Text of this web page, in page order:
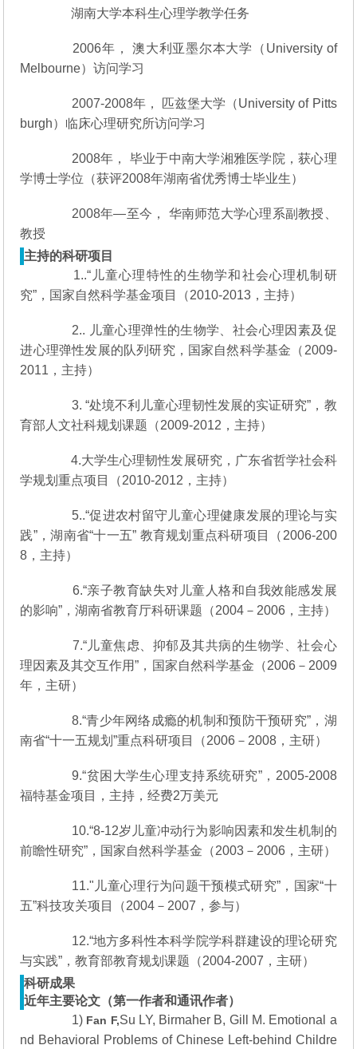
湖南大学本科生心理学教学任务
2006年， 澳大利亚墨尔本大学（University of
Melbourne）访问学习
2007-2008年， 匹兹堡大学（University of Pitts
burgh）临床心理研究所访问学习
2008年， 毕业于中南大学湘雅医学院，获心理
学博士学位（获评2008年湖南省优秀博士毕业生）
2008年—至今， 华南师范大学心理系副教授、
教授
主持的科研项目
1..“儿童心理特性的生物学和社会心理机制研
究”，国家自然科学基金项目（2010-2013，主持）
2.. 儿童心理弹性的生物学、社会心理因素及促
进心理弹性发展的队列研究，国家自然科学基金（2009-
2011，主持）
3. “处境不利儿童心理韧性发展的实证研究”，教
育部人文社科规划课题（2009-2012，主持）
4.大学生心理韧性发展研究，广东省哲学社会科
学规划重点项目（2010-2012，主持）
5..“促进农村留守儿童心理健康发展的理论与实
践”，湖南省“十一五” 教育规划重点科研项目（2006-200
8，主持）
6.“亲子教育缺失对儿童人格和自我效能感发展
的影响”，湖南省教育厅科研课题（2004－2006，主持）
7.“儿童焦虑、抑郁及其共病的生物学、社会心
理因素及其交互作用”，国家自然科学基金（2006－2009
年，主研）
8.“青少年网络成瘾的机制和预防干预研究”，湖
南省“十一五规划”重点科研项目（2006－2008，主研）
9.“贫困大学生心理支持系统研究”，2005-2008
福特基金项目，主持，经费2万美元
10.“8-12岁儿童冲动行为影响因素和发生机制的
前瞻性研究”，国家自然科学基金（2003－2006，主研）
11."儿童心理行为问题干预模式研究”，国家“十
五”科技攻关项目（2004－2007，参与）
12.“地方多科性本科学院学科群建设的理论研究
与实践”，教育部教育规划课题（2004-2007，主研）
科研成果
近年主要论文（第一作者和通讯作者）
1) Fan F,Su LY, Birmaher B, Gill M. Emotional a
nd Behavioral Problems of Chinese Left-behind Childre